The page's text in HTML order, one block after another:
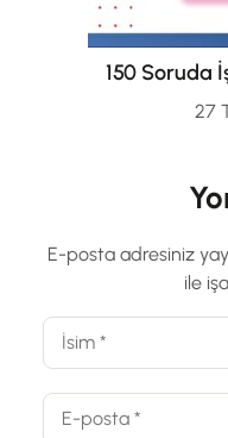
150 Soruda
27
E-posta adresiniz
ile